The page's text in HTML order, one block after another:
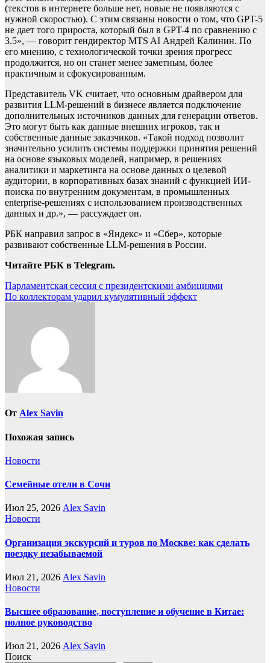
(текстов в интернете больше нет, новые не появляются с
нужной скоростью). С этим связаны новости о том, что GPT-5
не дает того прироста, который был в GPT-4 по сравнению с
3.5», — говорит гендиректор MTS AI Андрей Калинин. По
его мнению, с технологической точки зрения прогресс
продолжится, но он станет менее заметным, более
практичным и сфокусированным.
Представитель VK считает, что основным драйвером для
развития LLM-решений в бизнесе является подключение
дополнительных источников данных для генерации ответов.
Это могут быть как данные внешних игроков, так и
собственные данные заказчиков. «Такой подход позволит
значительно усилить системы поддержки принятия решений
на основе языковых моделей, например, в решениях
аналитики и маркетинга на основе данных о целевой
аудитории, в корпоративных базах знаний с функцией ИИ-
поиска по внутренним документам, в промышленных
enterprise-решениях с использованием производственных
данных и др.», — рассуждает он.
РБК направил запрос в «Яндекс» и «Сбер», которые
развивают собственные LLM-решения в России.
Читайте РБК в Telegram.
Навигация
по
Парламентская сессия с президентскими амбициями
По коллекторам ударил кумулятивный эффект
От Alex Savin
Похожая запись
Новости
Семейные отели в Сочи
Июл 25, 2026 Alex Savin
Новости
Организация экскурсий и туров по Москве: как сделать
поездку незабываемой
Июл 21, 2026 Alex Savin
Новости
Высшее образование, поступление и обучение в Китае:
полное руководство
Июл 21, 2026 Alex Savin
Поиск